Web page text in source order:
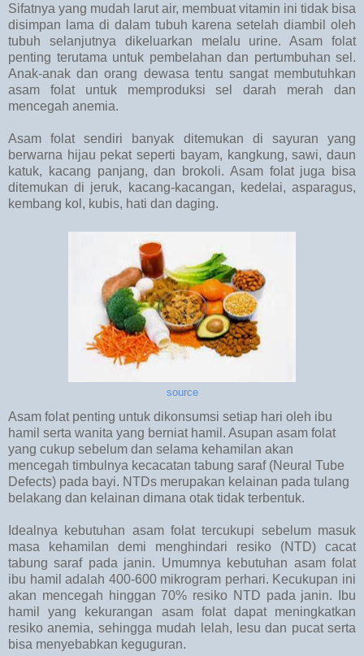
Sifatnya yang mudah larut air, membuat vitamin ini tidak bisa
disimpan lama di dalam tubuh karena setelah diambil oleh
tubuh selanjutnya dikeluarkan melalu urine. Asam folat
penting terutama untuk pembelahan dan pertumbuhan sel.
Anak-anak dan orang dewasa tentu sangat membutuhkan
asam folat untuk memproduksi sel darah merah dan
mencegah anemia.
Asam folat sendiri banyak ditemukan di sayuran yang
berwarna hijau pekat seperti bayam, kangkung, sawi, daun
katuk, kacang panjang, dan brokoli. Asam folat juga bisa
ditemukan di jeruk, kacang-kacangan, kedelai, asparagus,
kembang kol, kubis, hati dan daging.
source
Asam folat penting untuk dikonsumsi setiap hari oleh ibu
hamil serta wanita yang berniat hamil. Asupan asam folat
yang cukup sebelum dan selama kehamilan akan
mencegah timbulnya kecacatan tabung saraf (Neural Tube
Defects) pada bayi. NTDs merupakan kelainan pada tulang
belakang dan kelainan dimana otak tidak terbentuk.
Idealnya kebutuhan asam folat tercukupi sebelum masuk
masa kehamilan demi menghindari resiko (NTD) cacat
tabung saraf pada janin. Umumnya kebutuhan asam folat
ibu hamil adalah 400-600 mikrogram perhari. Kecukupan ini
akan mencegah hinggan 70% resiko NTD pada janin. Ibu
hamil yang kekurangan asam folat dapat meningkatkan
resiko anemia, sehingga mudah lelah, lesu dan pucat serta
bisa menyebabkan keguguran.